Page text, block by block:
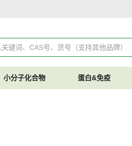
小分子化合物 蛋白&免疫